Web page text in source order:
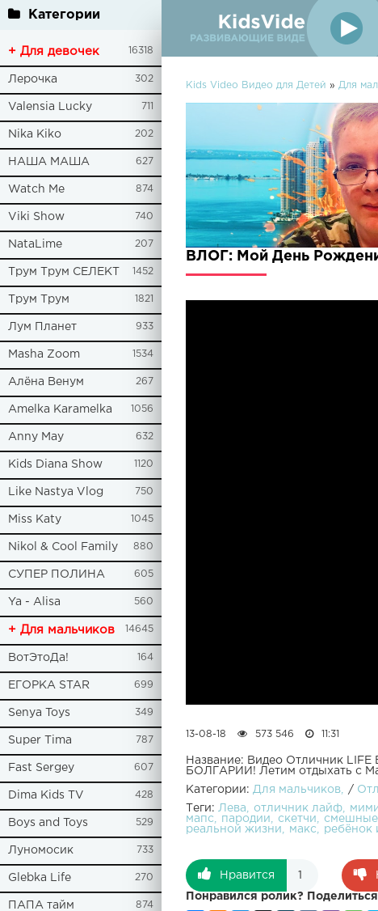
Категории
+ Для девочек 16318
Лерочка 302
Valensia Lucky 711
Nika Kiko 202
НАША МАША 627
Watch Me 874
Viki Show 740
NataLime 207
Трум Трум СЕЛЕКТ 1452
Трум Трум 1821
Лум Планет 933
Masha Zoom 1534
Алёна Венум 267
Amelka Karamelka 1056
Anny May 632
Kids Diana Show 1120
Like Nastya Vlog 750
Miss Katy 1045
Nikol & Cool Family 880
СУПЕР ПОЛИНА 605
Ya - Alisa 560
+ Для мальчиков 14645
ВотЭтоДа! 164
ЕГОРКА STAR 699
Senya Toys 349
Super Tima 787
Fast Sergey 607
Dima Kids TV 428
Boys and Toys 529
Луномосик 733
Glebka Life 270
ПАПА тайм 874
Kids Video Видео для Детей » Для
ВЛОГ: Мой День
13-08-18 573 546 11:31
Название: Видео Отличник
БОЛГАРИИ! Летим отдыхать с
Категории: Для мальчиков /
Теги: Лева отличник лайф
мапс
пародии скетчи смешные
реальной жизни
макс ребёнок
Нравится
Понравился ролик?